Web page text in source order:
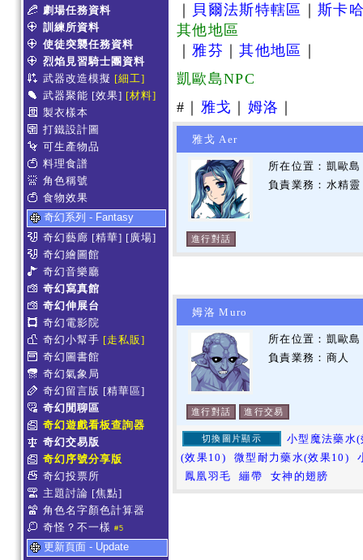
劇場任務資料
訓練所資料
使徒突襲任務資料
烈焰見習騎士團資料
武器改造模擬 [細工]
武器聚能 [效果] [材料]
製衣樣本
打鐵設計圖
可生產物品
料理食譜
角色稱號
食物效果
奇幻系列 - Fantasy
奇幻藝廊 [精華] [廣場]
奇幻繪圖館
奇幻音樂廳
奇幻寫真館
奇幻伸展台
奇幻電影院
奇幻小幫手 [走私販]
奇幻圖書館
奇幻氣象局
奇幻留言版 [精華區]
奇幻閒聊區
奇幻遊戲看板查詢器
奇幻交易版
奇幻序號分享版
奇幻投票所
主題討論 [焦點]
角色名字顏色計算器
奇怪？不一樣 #5
更新頁面 - Update
貝爾法斯特轄區 ｜斯卡
其他地區
｜雅芬 ｜其他地區
凱歐島NPC
#｜ 雅戈 姆洛
雅戈 Aer
所在位置：凱歐
負責業務：水精靈
進行對話
姆洛 Muro
所在位置：凱歐
負責業務：商人
進行對話 進行交易
切換圖片顯示
小型魔法藥水
(效果10)
微型耐力藥水(效果10)
鳳凰羽毛
繃帶 女神的翅膀